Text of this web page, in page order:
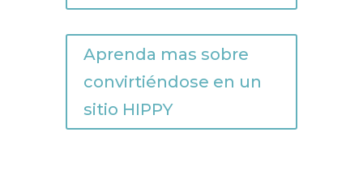
Aprenda mas sobre
convirtiéndose en un
sitio HIPPY